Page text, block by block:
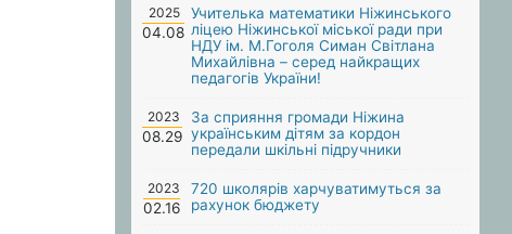
2025
04.08
Учителька математики Ніжинського
ліцею Ніжинської міської ради при
НДУ ім. М.Гоголя Симан Світлана
Михайлівна – серед найкращих
педагогів України!
2023
08.29
За сприяння громади Ніжина
українським дітям за кордон
передали шкільні підручники
2023
02.16
720 школярів харчуватимуться за
рахунок бюджету